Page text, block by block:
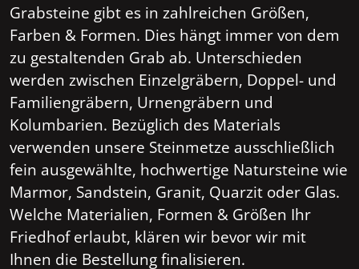
Grabsteine gibt es in zahlreichen Größen,
Farben & Formen. Dies hängt immer von dem
zu gestaltenden Grab ab. Unterschieden
werden zwischen Einzelgräbern, Doppel- und
Familiengräbern, Urnengräbern und
Kolumbarien. Bezüglich des Materials
verwenden unsere Steinmetze ausschließlich
fein ausgewählte, hochwertige Natursteine wie
Marmor, Sandstein, Granit, Quarzit oder Glas.
Welche Materialien, Formen & Größen Ihr
Friedhof erlaubt, klären wir bevor wir mit
Ihnen die Bestellung finalisieren.